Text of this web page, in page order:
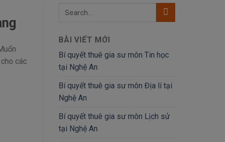
các
BÀI VIẾT MỚI
Bí quyết thuê gia sư môn Tin học
tại Nghệ An
Bí quyết thuê gia sư môn Địa lí tại
Nghệ An
Bí quyết thuê gia sư môn Lịch sử
tại Nghệ An